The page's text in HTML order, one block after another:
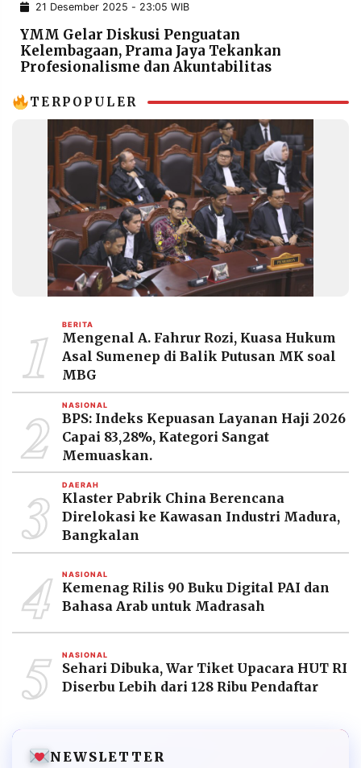
PENGADUAN TERM
OF
SERVICE
IKUTI
RESOLUSI
MEDIA
©
Resolusi.co
-
PT.
RESOLUSI
MEDIA
PRAMUDITA
21 Desember 2025 - 23:05 WIB
YMM Gelar Diskusi Penguatan
Kelembagaan, Prama Jaya Tekankan
Profesionalisme dan Akuntabilitas
TERPOPULER
1 BERITA
Mengenal A. Fahrur Rozi, Kuasa Hukum
Asal Sumenep di Balik Putusan MK soal
MBG
2 NASIONAL
BPS: Indeks Kepuasan Layanan Haji 2026
Capai 83,28%, Kategori Sangat
Memuaskan.
3 DAERAH
Klaster Pabrik China Berencana
Direlokasi ke Kawasan Industri Madura,
Bangkalan
4 NASIONAL
Kemenag Rilis 90 Buku Digital PAI dan
Bahasa Arab untuk Madrasah
5 NASIONAL
Sehari Dibuka, War Tiket Upacara HUT RI
Diserbu Lebih dari 128 Ribu Pendaftar
NEWSLETTER